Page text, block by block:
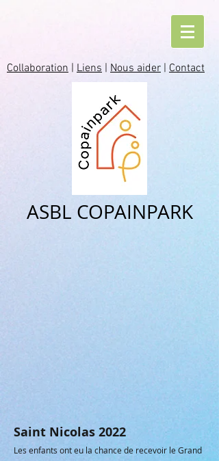
Collaboration | Liens | Nous aider | Contact
ASBL COPAINPARK
Saint Nicolas 2022
Les enfants ont eu la chance de recevoir le Grand